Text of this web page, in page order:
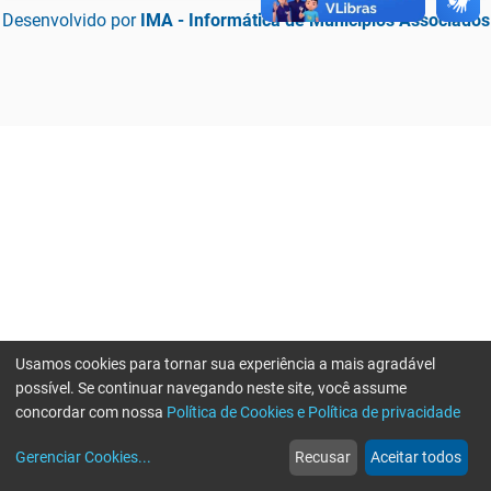
Desenvolvido por IMA - Informática de Municípios Associados
web
Notícias
more_horiz
Mais
Usamos cookies para tornar sua experiência a mais agradável
possível. Se continuar navegando neste site, você assume
concordar com nossa Política de Cookies e Política de privacidade
Gerenciar Cookies... Recusar Aceitar todos
Erro ao enviar informações, por favor tente novamente